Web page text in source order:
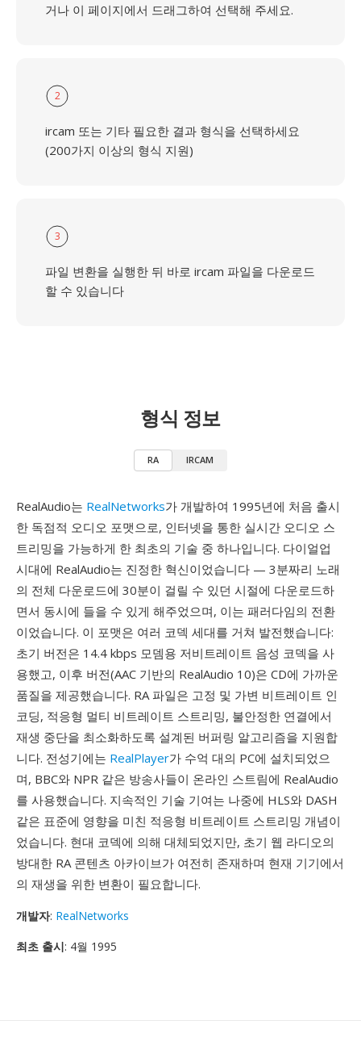
거나 이 페이지에서 드래그하여 선택해 주세요.
2
ircam 또는 기타 필요한 결과 형식을 선택하세요
(200가지 이상의 형식 지원)
3
파일 변환을 실행한 뒤 바로 ircam 파일을 다운로드
할 수 있습니다
형식 정보
RA IRCAM
RealAudio는 RealNetworks가 개발하여 1995년에 처음 출시
한 독점적 오디오 포맷으로, 인터넷을 통한 실시간 오디오 스
트리밍을 가능하게 한 최초의 기술 중 하나입니다. 다이얼업
시대에 RealAudio는 진정한 혁신이었습니다 — 3분짜리 노래
의 전체 다운로드에 30분이 걸릴 수 있던 시절에 다운로드하
면서 동시에 들을 수 있게 해주었으며, 이는 패러다임의 전환
이었습니다. 이 포맷은 여러 코덱 세대를 거쳐 발전했습니다:
초기 버전은 14.4 kbps 모뎀용 저비트레이트 음성 코덱을 사
용했고, 이후 버전(AAC 기반의 RealAudio 10)은 CD에 가까운
품질을 제공했습니다. RA 파일은 고정 및 가변 비트레이트 인
코딩, 적응형 멀티 비트레이트 스트리밍, 불안정한 연결에서
재생 중단을 최소화하도록 설계된 버퍼링 알고리즘을 지원합
니다. 전성기에는 RealPlayer가 수억 대의 PC에 설치되었으
며, BBC와 NPR 같은 방송사들이 온라인 스트림에 RealAudio
를 사용했습니다. 지속적인 기술 기여는 나중에 HLS와 DASH
같은 표준에 영향을 미친 적응형 비트레이트 스트리밍 개념이
었습니다. 현대 코덱에 의해 대체되었지만, 초기 웹 라디오의
방대한 RA 콘텐츠 아카이브가 여전히 존재하며 현재 기기에서
의 재생을 위한 변환이 필요합니다.
개발자: RealNetworks
최초 출시: 4월 1995